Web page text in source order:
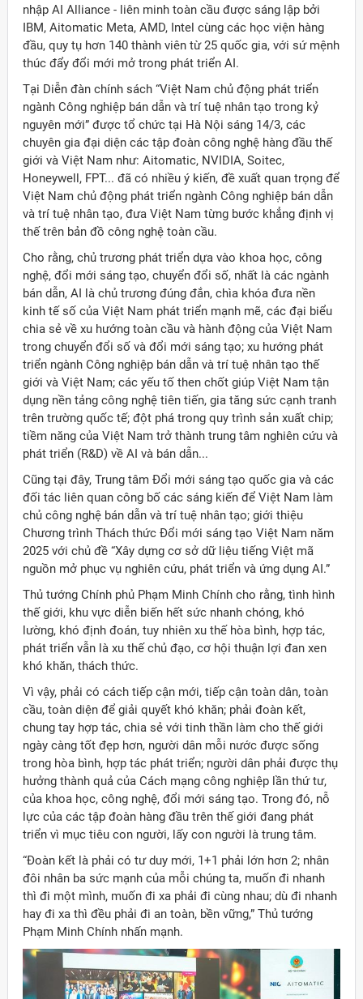
nhập AI Alliance - liên minh toàn cầu được sáng lập bởi
IBM, Aitomatic Meta, AMD, Intel cùng các học viện hàng
đầu, quy tụ hơn 140 thành viên từ 25 quốc gia, với sứ mệnh
thúc đẩy đổi mới mở trong phát triển AI.
Tại Diễn đàn chính sách “Việt Nam chủ động phát triển
ngành Công nghiệp bán dẫn và trí tuệ nhân tạo trong kỷ
nguyên mới” được tổ chức tại Hà Nội sáng 14/3, các
chuyên gia đại diện các tập đoàn công nghệ hàng đầu thế
giới và Việt Nam như: Aitomatic, NVIDIA, Soitec,
Honeywell, FPT... đã có nhiều ý kiến, đề xuất quan trọng để
Việt Nam chủ động phát triển ngành Công nghiệp bán dẫn
và trí tuệ nhân tạo, đưa Việt Nam từng bước khẳng định vị
thế trên bản đồ công nghệ toàn cầu.
Cho rằng, chủ trương phát triển dựa vào khoa học, công
nghệ, đổi mới sáng tạo, chuyển đổi số, nhất là các ngành
bán dẫn, AI là chủ trương đúng đắn, chìa khóa đưa nền
kinh tế số của Việt Nam phát triển mạnh mẽ, các đại biểu
chia sẻ về xu hướng toàn cầu và hành động của Việt Nam
trong chuyển đổi số và đổi mới sáng tạo; xu hướng phát
triển ngành Công nghiệp bán dẫn và trí tuệ nhân tạo thế
giới và Việt Nam; các yếu tố then chốt giúp Việt Nam tận
dụng nền tảng công nghệ tiên tiến, gia tăng sức cạnh tranh
trên trường quốc tế; đột phá trong quy trình sản xuất chip;
tiềm năng của Việt Nam trở thành trung tâm nghiên cứu và
phát triển (R&D) về AI và bán dẫn...
Cũng tại đây, Trung tâm Đổi mới sáng tạo quốc gia và các
đối tác liên quan công bố các sáng kiến để Việt Nam làm
chủ công nghệ bán dẫn và trí tuệ nhân tạo; giới thiệu
Chương trình Thách thức Đổi mới sáng tạo Việt Nam năm
2025 với chủ đề “Xây dựng cơ sở dữ liệu tiếng Việt mã
nguồn mở phục vụ nghiên cứu, phát triển và ứng dụng AI.”
Thủ tướng Chính phủ Phạm Minh Chính cho rằng, tình hình
thế giới, khu vực diễn biến hết sức nhanh chóng, khó
lường, khó định đoán, tuy nhiên xu thế hòa bình, hợp tác,
phát triển vẫn là xu thế chủ đạo, cơ hội thuận lợi đan xen
khó khăn, thách thức.
Vì vậy, phải có cách tiếp cận mới, tiếp cận toàn dân, toàn
cầu, toàn diện để giải quyết khó khăn; phải đoàn kết,
chung tay hợp tác, chia sẻ với tinh thần làm cho thế giới
ngày càng tốt đẹp hơn, người dân mỗi nước được sống
trong hòa bình, hợp tác phát triển; người dân phải được thụ
hưởng thành quả của Cách mạng công nghiệp lần thứ tư,
của khoa học, công nghệ, đổi mới sáng tạo. Trong đó, nỗ
lực của các tập đoàn hàng đầu trên thế giới đang phát
triển vì mục tiêu con người, lấy con người là trung tâm.
“Đoàn kết là phải có tư duy mới, 1+1 phải lớn hơn 2; nhân
đôi nhân ba sức mạnh của mỗi chúng ta, muốn đi nhanh
thì đi một mình, muốn đi xa phải đi cùng nhau; dù đi nhanh
hay đi xa thì đều phải đi an toàn, bền vững,” Thủ tướng
Phạm Minh Chính nhấn mạnh.